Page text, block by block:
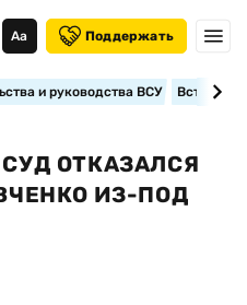
Аа Поддержать
и руководства ВСУ
ОТКАЗАЛСЯ
ИЗ-ПОД